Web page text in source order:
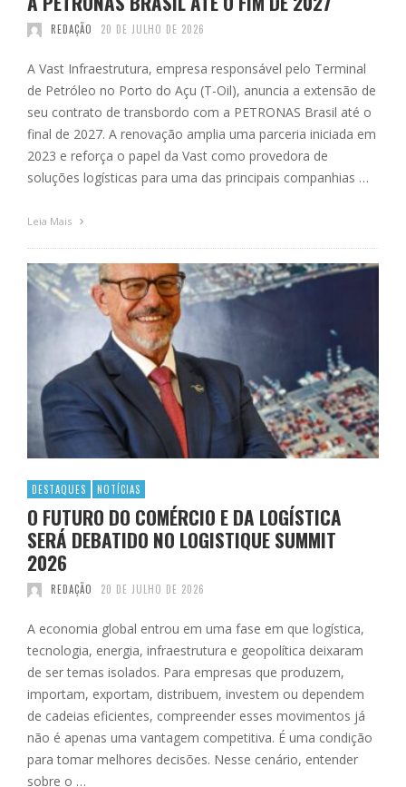
REDAÇÃO 20 DE JULHO DE 2026
A Vast Infraestrutura, empresa responsável pelo Terminal
de Petróleo no Porto do Açu (T-Oil), anuncia a extensão de
seu contrato de transbordo com a PETRONAS Brasil até o
final de 2027. A renovação amplia uma parceria iniciada em
2023 e reforça o papel da Vast como provedora de
soluções logísticas para uma das principais companhias …
Leia Mais
DESTAQUES NOTÍCIAS
O FUTURO DO COMÉRCIO E DA LOGÍSTICA
SERÁ DEBATIDO NO LOGISTIQUE SUMMIT
2026
REDAÇÃO 20 DE JULHO DE 2026
A economia global entrou em uma fase em que logística,
tecnologia, energia, infraestrutura e geopolítica deixaram
de ser temas isolados. Para empresas que produzem,
importam, exportam, distribuem, investem ou dependem
de cadeias eficientes, compreender esses movimentos já
não é apenas uma vantagem competitiva. É uma condição
para tomar melhores decisões. Nesse cenário, entender
sobre o …